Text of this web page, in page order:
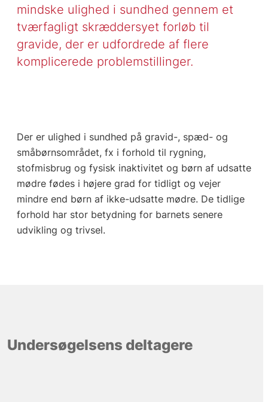
mindske ulighed i sundhed gennem et
tværfagligt skræddersyet forløb til
gravide, der er udfordrede af flere
komplicerede problemstillinger.
Der er ulighed i sundhed på gravid-, spæd- og
småbørnsområdet, fx i forhold til rygning,
stofmisbrug og fysisk inaktivitet og børn af udsatte
mødre fødes i højere grad for tidligt og vejer
mindre end børn af ikke-udsatte mødre. De tidlige
forhold har stor betydning for barnets senere
udvikling og trivsel.
Undersøgelsens deltagere